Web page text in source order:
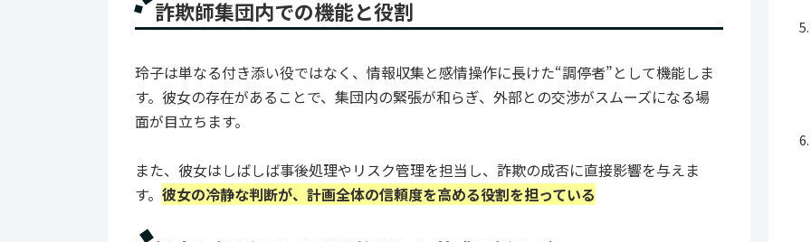
詐欺師集団内での機能と役割
玲子は単なる付き添い役ではなく、情報収集と感情操作に長けた“調停者”として機能しま
す。彼女の存在があることで、集団内の緊張が和らぎ、外部との交渉がスムーズになる場
面が目立ちます。
また、彼女はしばしば事後処理やリスク管理を担当し、詐欺の成否に直接影響を与えま
す。 彼女の冷静な判断が、計画全体の信頼度を高める役割を担っている